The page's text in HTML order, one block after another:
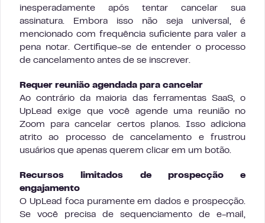
inesperadamente após tentar cancelar sua
assinatura. Embora isso não seja universal, é
mencionado com frequência suficiente para valer a
pena notar. Certifique-se de entender o processo
de cancelamento antes de se inscrever.
Requer reunião agendada para cancelar
Ao contrário da maioria das ferramentas SaaS, o
UpLead exige que você agende uma reunião no
Zoom para cancelar certos planos. Isso adiciona
atrito ao processo de cancelamento e frustrou
usuários que apenas querem clicar em um botão.
Recursos limitados de prospecção e
engajamento
O UpLead foca puramente em dados e prospecção.
Se você precisa de sequenciamento de e-mail,